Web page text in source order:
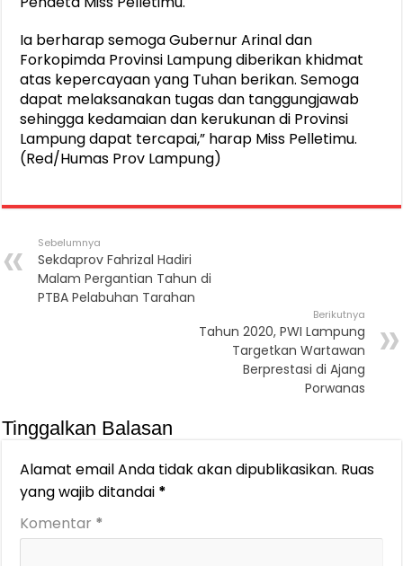
Ia berharap semoga Gubernur Arinal dan
Forkopimda Provinsi Lampung diberikan khidmat
atas kepercayaan yang Tuhan berikan. Semoga
dapat melaksanakan tugas dan tanggungjawab
sehingga kedamaian dan kerukunan di Provinsi
Lampung dapat tercapai,” harap Miss Pelletimu.
(Red/Humas Prov Lampung)
Sebelumnya
Sekdaprov Fahrizal Hadiri
Malam Pergantian Tahun di
PTBA Pelabuhan Tarahan
Berikutnya
Tahun 2020, PWI Lampung
Targetkan Wartawan
Berprestasi di Ajang
Porwanas
Tinggalkan Balasan
Alamat email Anda tidak akan dipublikasikan. Ruas
yang wajib ditandai *
Komentar *